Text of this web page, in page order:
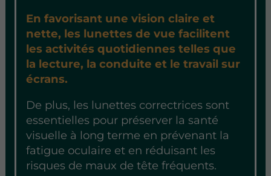
En favorisant une vision claire et
nette, les lunettes de vue facilitent
les activités quotidiennes telles que
la lecture, la conduite et le travail sur
écrans.
De plus, les lunettes correctrices sont
essentielles pour préserver la santé
visuelle à long terme en prévenant la
fatigue oculaire et en réduisant les
risques de maux de tête fréquents.